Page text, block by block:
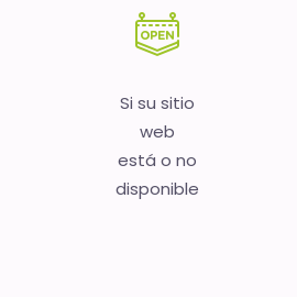
Si su sitio
web
está o no
disponible